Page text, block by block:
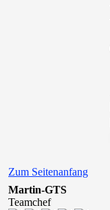
Zum Seitenanfang
Martin-GTS
Teamchef